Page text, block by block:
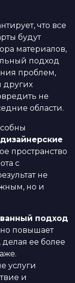
что все
будут
материалов,
подход
проблем,
других
не
области.
дизайнерские
пространство
с
не
но и
подход
повышает
, делая ее более
услуги
и